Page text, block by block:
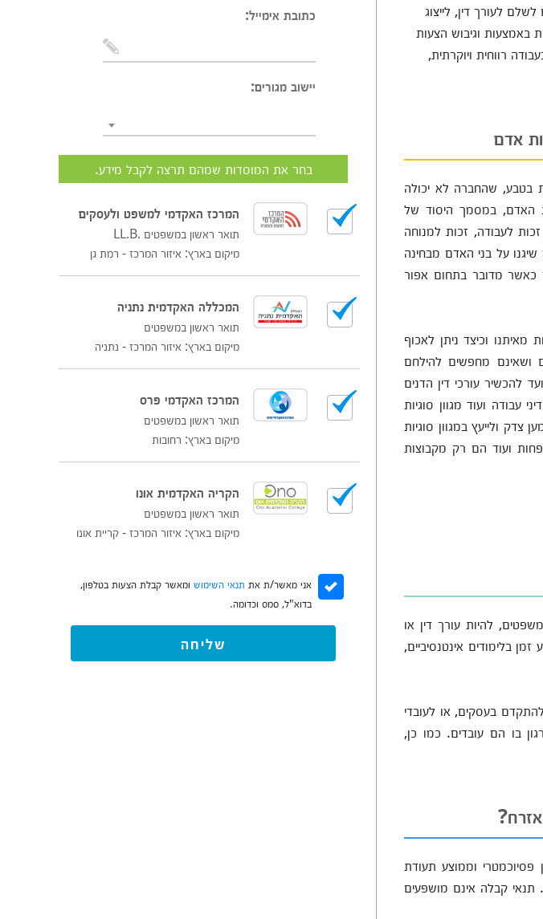
לעורך דין, לייצוג
באמצעות וגיבוש הצעות
רווחית ויוקרתית,
אדם
בטבע, שהחברה לא יכולה
האדם, במסמך היסוד של
לעבודה, זכות למנוחה
שיגנו על בני האדם מבחינה
כאשר מדובר בתחום אפור
מאיתנו וכיצד ניתן לאכוף
ושאינם מחפשים להילחם
להכשיר עורכי דין הדנים
עבודה ועוד מגוון סוגיות
ולייעץ במגוון סוגיות
ועוד הם רק מקבוצות
להיות עורך דין או
בלימודים אינטנסיביים,
בעסקים, או לעובדי
בו הם עובדים. כמו כן,
וממוצע תעודת
תנאי קבלה אינם מושפעים
כתובת אימייל:
יישוב מגורים:
בחר את המוסדות שמהם תרצה לקבל מידע.
המרכז האקדמי למשפט ולעסקים
תואר ראשון במשפטים .LL.B
מיקום בארץ: איזור המרכז - רמת גן
המכללה האקדמית נתניה
תואר ראשון במשפטים
מיקום בארץ: איזור המרכז - נתניה
המרכז האקדמי פרס
תואר ראשון במשפטים
מיקום בארץ: רחובות
הקריה האקדמית אונו
תואר ראשון במשפטים
מיקום בארץ: איזור המרכז - קריית אונו
אני מאשר/ת את תנאי השימוש ומאשר קבלת הצעות בטלפון,
בדוא"ל, סמס וכדומה.
שליחה